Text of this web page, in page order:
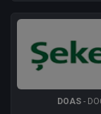
DOAS -